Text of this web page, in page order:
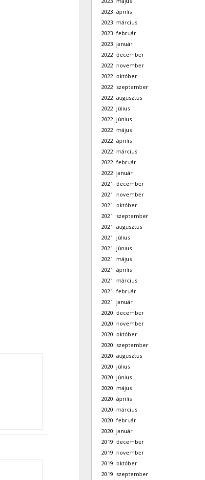
2023. április
2023. március
2023. február
2023. január
2022. december
2022. november
2022. október
2022. szeptember
2022. augusztus
2022. július
2022. június
2022. május
2022. április
2022. március
2022. február
2022. január
2021. december
2021. november
2021. október
2021. szeptember
2021. augusztus
2021. július
2021. június
2021. május
2021. április
2021. március
2021. február
2021. január
2020. december
2020. november
2020. október
2020. szeptember
2020. augusztus
2020. július
2020. június
2020. május
2020. április
2020. március
2020. február
2020. január
2019. december
2019. november
2019. október
2019. szeptember